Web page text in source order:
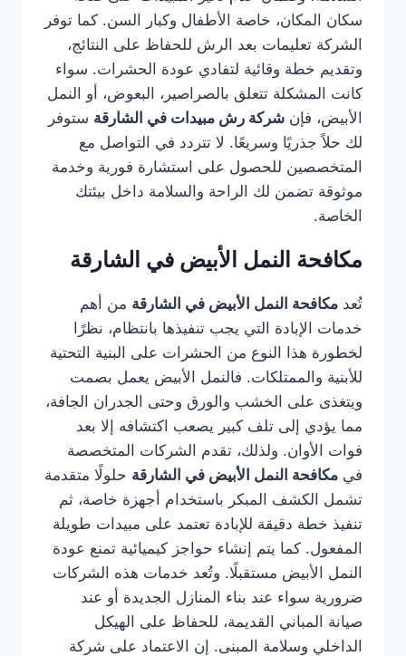
سكان المكان، خاصة الأطفال وكبار السن. كما توفر
الشركة تعليمات بعد الرش للحفاظ على النتائج،
وتقديم خطة وقائية لتفادي عودة الحشرات. سواء
كانت المشكلة تتعلق بالصراصير، البعوض، أو النمل
الأبيض، فإن شركة رش مبيدات في الشارقة ستوفر
لك حلاً جذريًا وسريعًا. لا تتردد في التواصل مع
المتخصصين للحصول على استشارة فورية وخدمة
موثوقة تضمن لك الراحة والسلامة داخل بيئتك
الخاصة.
مكافحة النمل الأبيض في الشارقة
تُعد مكافحة النمل الأبيض في الشارقة من أهم
خدمات الإبادة التي يجب تنفيذها بانتظام، نظرًا
لخطورة هذا النوع من الحشرات على البنية التحتية
للأبنية والممتلكات. فالنمل الأبيض يعمل بصمت
ويتغذى على الخشب والورق وحتى الجدران الجافة،
مما يؤدي إلى تلف كبير يصعب اكتشافه إلا بعد
فوات الأوان. ولذلك، تقدم الشركات المتخصصة
في مكافحة النمل الأبيض في الشارقة حلولًا متقدمة
تشمل الكشف المبكر باستخدام أجهزة خاصة، ثم
تنفيذ خطة دقيقة للإبادة تعتمد على مبيدات طويلة
المفعول. كما يتم إنشاء حواجز كيميائية تمنع عودة
النمل الأبيض مستقبلًا. وتُعد خدمات هذه الشركات
ضرورية سواء عند بناء المنازل الجديدة أو عند
صيانة المباني القديمة، للحفاظ على الهيكل
الداخلي وسلامة المبنى. إن الاعتماد على شركة